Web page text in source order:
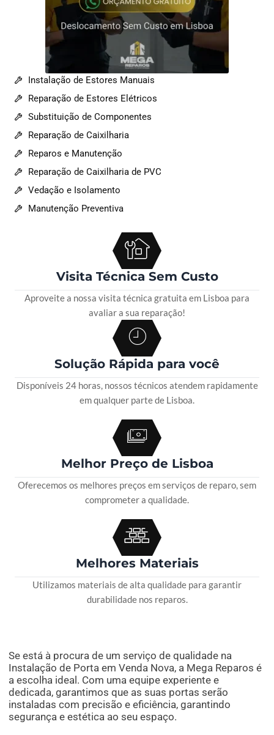
Instalação de Estores Manuais
Reparação de Estores Elétricos
Substituição de Componentes
Reparação de Caixilharia
Reparos e Manutenção
Reparação de Caixilharia de PVC
Vedação e Isolamento
Manutenção Preventiva
Visita Técnica Sem Custo
Aproveite a nossa visita técnica gratuita em Lisboa para
avaliar a sua reparação!
Solução Rápida para você
Disponíveis 24 horas, nossos técnicos atendem rapidamente
em qualquer parte de Lisboa.
Melhor Preço de Lisboa
Oferecemos os melhores preços em serviços de reparo, sem
comprometer a qualidade.
Melhores Materiais
Utilizamos materiais de alta qualidade para garantir
durabilidade nos reparos.
Se está à procura de um serviço de qualidade na
Instalação de Porta em Venda Nova, a Mega Reparos é
a escolha ideal. Com uma equipe experiente e
dedicada, garantimos que as suas portas serão
instaladas com precisão e eficiência, garantindo
segurança e estética ao seu espaço.